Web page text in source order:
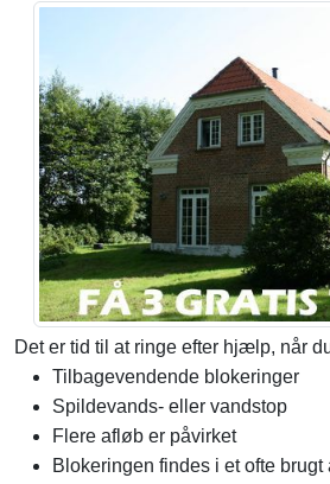
Det er tid til at ringe efter hjælp, når
Tilbagevendende blokeringer
Spildevands- eller vandstop
Flere afløb er påvirket
Blokeringen findes i et ofte brugt